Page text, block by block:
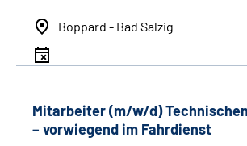
Boppard - Bad Salzig
Mitarbeiter (m/w/d)
– vorwiegend im Fahrdienst